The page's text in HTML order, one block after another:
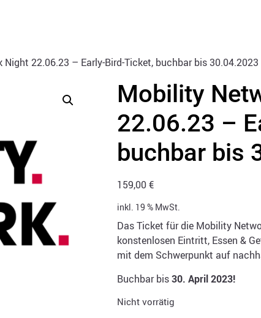
22.06.23 – Early-Bird-Ticket, buchbar bis 30.04.2023
Mobility
22.06.23 –
buchbar bis
159,00€
inkl. 19 % MwSt.
Das Ticket für die Mobility
konstenlosen Eintritt, Essen &
mit dem Schwerpunkt auf
Buchbar bis30. April 2023!
Nicht vorrätig